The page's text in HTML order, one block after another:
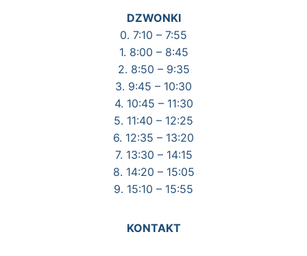
DZWONKI
0. 7:10 – 7:55
1. 8:00 – 8:45
2. 8:50 – 9:35
3. 9:45 – 10:30
4. 10:45 – 11:30
5. 11:40 – 12:25
6. 12:35 – 13:20
7. 13:30 – 14:15
8. 14:20 – 15:05
9. 15:10 – 15:55
KONTAKT